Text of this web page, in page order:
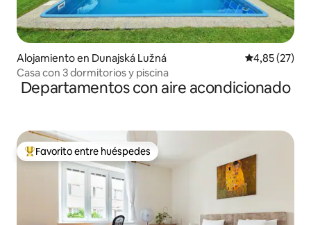
Alojamiento en Dunajská Lužná Calificación
4,85 (27)
Casa con 3 dormitorios y piscina
Departamentos con aire acondicionado
Favorito entre los huéspedes más destacados
Favorito entre huéspedes